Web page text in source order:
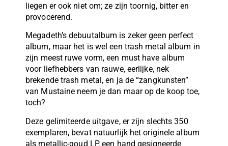
liegen er ook niet om; ze zijn toornig, bitter en
provocerend.
Megadeth’s debuutalbum is zeker geen perfect
album, maar het is wel een trash metal album in
zijn meest ruwe vorm, een must have album
voor liefhebbers van rauwe, eerlijke, nek
brekende trash metal, en ja de “zangkunsten”
van Mustaine neem je dan maar op de koop toe,
toch?
Deze gelimiteerde uitgave, er zijn slechts 350
exemplaren, bevat natuurlijk het originele album
als metallic-goud LP, een hand gesigneerde